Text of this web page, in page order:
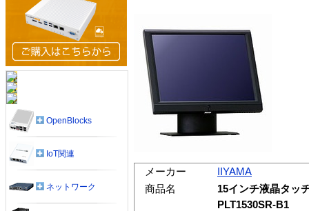
メーカー
IIYAMA
商品名
15インチ液晶タッ
PLT1530SR-B1
OpenBlocks
IoT関連
ネットワーク